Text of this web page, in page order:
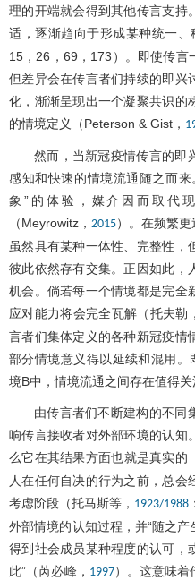
理的开端就会得到其他传言支持
适，逐渐趋向于形成某种统一、
15，26，69，173）。即使传言
但差异会在传言者们持续的即兴
化，渐渐呈现出一个凝聚共识的
的情境定义（Peterson & Gist，
然而，当新冠疫情传言的即
感知和快速的情境流通随之而
象”的体验，媒介因而取代
（Meyrowitz， 2015）。在频繁
虽然具有某种一体性、完整性，
彼此依然存有交集。正因如此，
机会。倘若每一个情境都是完全
应对能力将会完全瓦解（托夫勒，
言者们集体定义的各种新冠疫情
部分情境意义得以延续和混用
境B中，情境流通之间存在值得关
由传言者们不断建构的不同
响传言接收者对外部环境的认知
么它在其结果方面也就是真实的
人在任何自决的行为之前，总
考虑阶段（托马斯等， 1923/1988
外部情境的认知过程，并“随之
得到社会成员某种程度的认可，
此”（芮必峰， 1997）。这意味着